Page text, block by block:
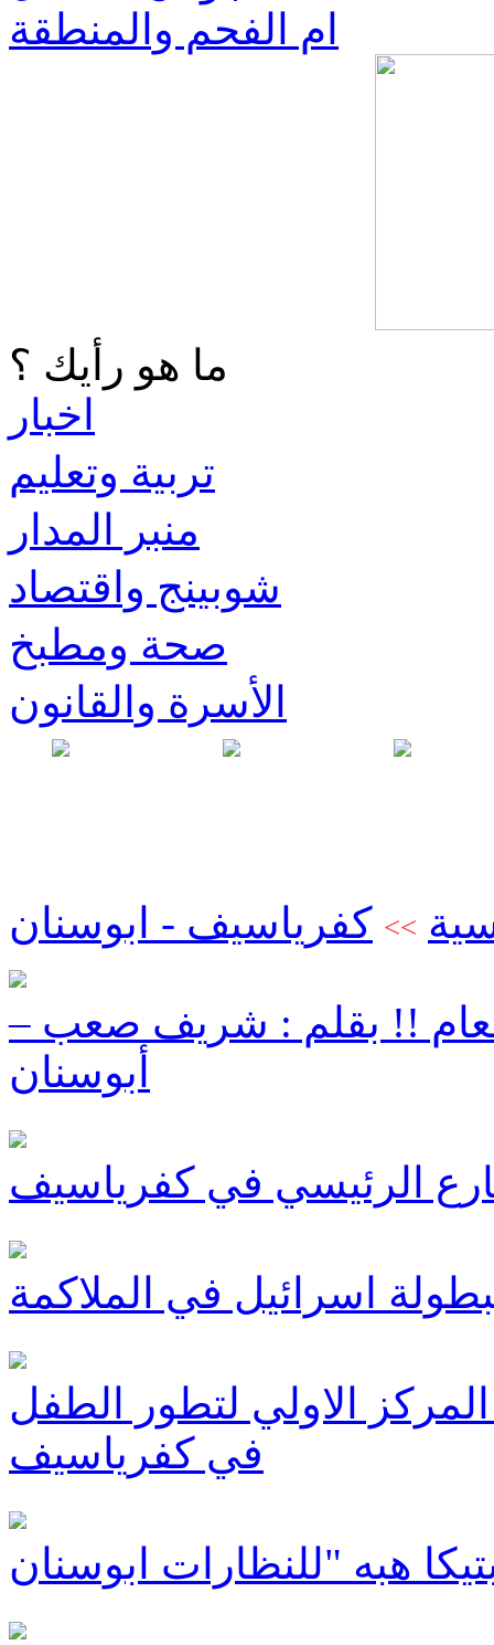
ام الفحم والمنطقة
ما هو رأيك ؟
اخبار
تربية وتعليم
منبر المدار
شوبينج واقتصاد
صحة ومطبخ
الأسرة والقانون
>> كفرياسيف - ابوسنان
!! بقلم : شريف صعب –
أبوسنان
الرئيسي في كفرياسيف
اسرائيل في الملاكمة
الاولي لتطور الطفل
في كفرياسيف
هبه "للنظارات ابوسنان